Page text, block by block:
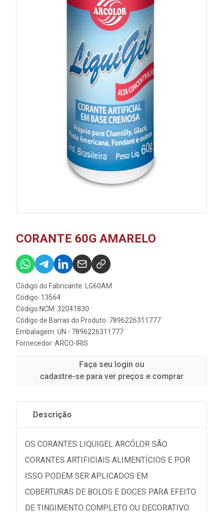
CORANTE 60G AMARELO
Código do Fabricante: LG60AM
Código: 13564
Código NCM: 32041830
Código de Barras do Produto: 7896226311777
Embalagem: UN - 7896226311777
Fornecedor: ARCO-IRIS
Faça seu login ou
cadastre-se para ver preços e comprar
Descrição
OS CORANTES LIQUIGEL ARCÓLOR SÃO
CORANTES ARTIFICIAIS ALIMENTÍCIOS E POR
ISSO PODEM SER APLICADOS EM
COBERTURAS DE BOLOS E DOCES PARA EFEITO
DE TINGIMENTO COMPLETO OU DECORATIVO.